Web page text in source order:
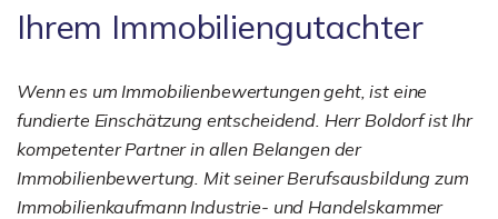
Ihrem Immobiliengutachter
Wenn es um Immobilienbewertungen geht, ist eine
fundierte Einschätzung entscheidend. Herr Boldorf ist Ihr
kompetenter Partner in allen Belangen der
Immobilienbewertung. Mit seiner Berufsausbildung zum
Immobilienkaufmann Industrie- und Handelskammer